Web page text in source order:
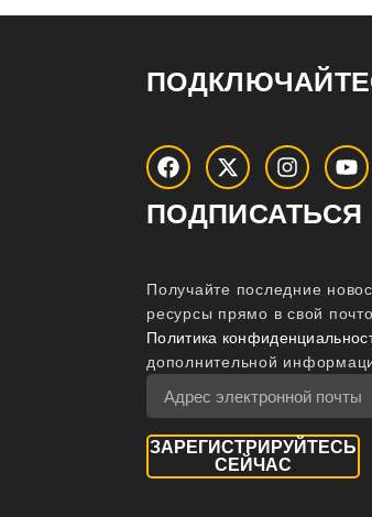
ПОДПИСАТЬСЯ
Получайте последние
ресурсы прямо в свой
Политика
дополнительной
ЗАРЕГИСТРИРУЙТЕСЬ
СЕЙЧАС